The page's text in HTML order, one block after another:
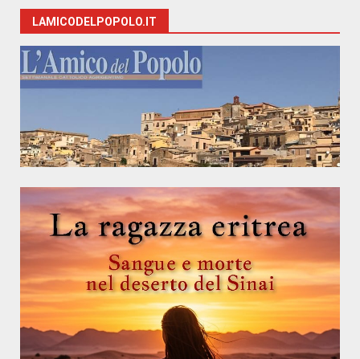
LAMICODELPOPOLO.IT